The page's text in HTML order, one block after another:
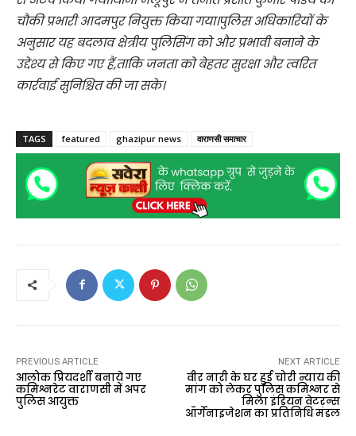
चौकी प्रभारी आदमपुर नियुक्त किया गया।पुलिस अधिकारियों के
अनुसार यह बदलाव क्षेत्रीय पुलिसिंग को और प्रभावी बनाने के
उद्देश्य से किए गए हैं,ताकि जनता को बेहतर सुरक्षा और त्वरित
कार्रवाई सुनिश्चित की जा सके।
TAGS featured ghazipur news वाराणसी समाचार
PREVIOUS ARTICLE
आलोक प्रियदर्शी बनाये गए
कमिश्नरेट वाराणसी में अपर
पुलिस आयुक्त
NEXT ARTICLE
वीर नारी के घर हुई चोरी न्याय की
मांग को लेकर पुलिस कमिश्नर से
मिला इंडियन वेटरन्स
ऑर्गेनाइजेशन का प्रतिनिधि मंडल